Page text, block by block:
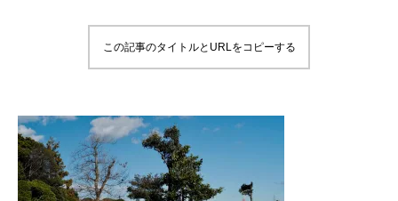
イギリス車
ENGLAND GERMANY
この記事のタイトルとURLをコピーする